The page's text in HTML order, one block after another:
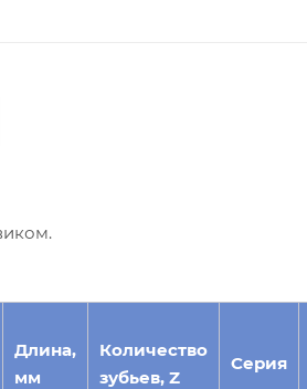
Длина,
мм
Количество
зубьев, Z
Серия